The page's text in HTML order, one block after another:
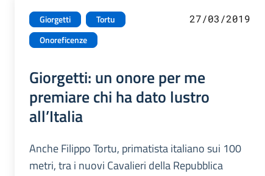
Giorgetti
Tortu
Onoreficenze
27/03/2019
Giorgetti: un onore per me
premiare chi ha dato lustro
all’Italia
Anche Filippo Tortu, primatista italiano sui 100
metri, tra i nuovi Cavalieri della Repubblica